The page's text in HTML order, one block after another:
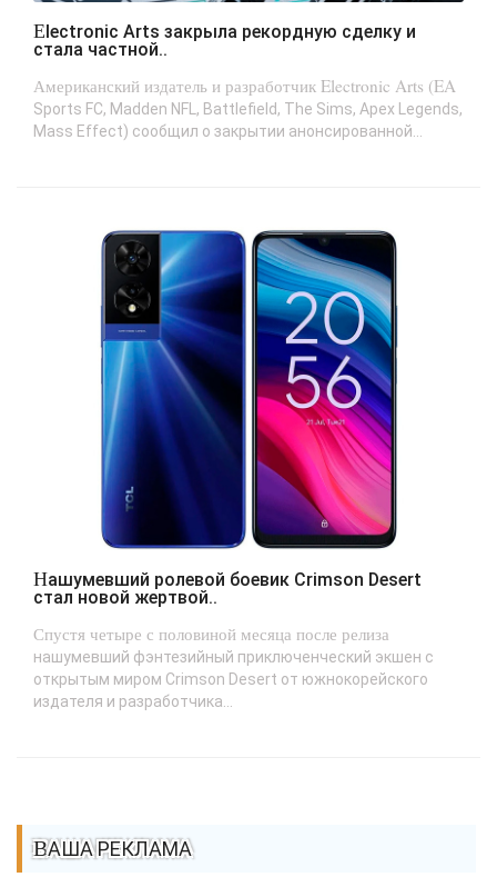
Electronic Arts закрыла рекордную сделку и
стала частной..
Американский издатель и разработчик Electronic Arts (EA
Sports FC, Madden NFL, Battlefield, The Sims, Apex Legends,
Mass Effect) сообщил о закрытии анонсированной...
Нашумевший ролевой боевик Crimson Desert
стал новой жертвой..
Спустя четыре с половиной месяца после релиза
нашумевший фэнтезийный приключенческий экшен с
открытым миром Crimson Desert от южнокорейского
издателя и разработчика...
ВАША РЕКЛАМА